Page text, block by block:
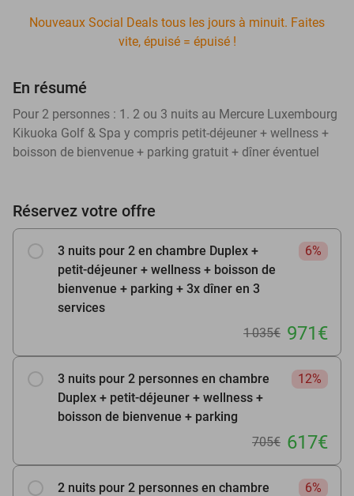
Nouveaux Social Deals tous les jours à minuit. Faites
vite, épuisé = épuisé !
En résumé
Pour 2 personnes : 1. 2 ou 3 nuits au Mercure Luxembourg
Kikuoka Golf & Spa y compris petit-déjeuner + wellness +
boisson de bienvenue + parking gratuit + dîner éventuel
Réservez votre offre
3 nuits pour 2 en chambre Duplex +
petit-déjeuner + wellness + boisson de
bienvenue + parking + 3x dîner en 3
services
6%
1 035€ 971€
3 nuits pour 2 personnes en chambre
Duplex + petit-déjeuner + wellness +
boisson de bienvenue + parking
12%
705€ 617€
2 nuits pour 2 personnes en chambre
6%